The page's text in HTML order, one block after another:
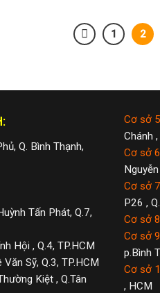
1 2
Q. Bình Thạnh,
Tấn Phát, Q.7,
Hội , Q.4, TP.HCM
Sỹ, Q.3, TP.HCM
Kiệt , Q.Tân
Cơ sở
Chánh
Cơ sở
Cơ sở
P26 ,
Cơ sở
Cơ sở
p.Bình
Cơ sở
, HCM